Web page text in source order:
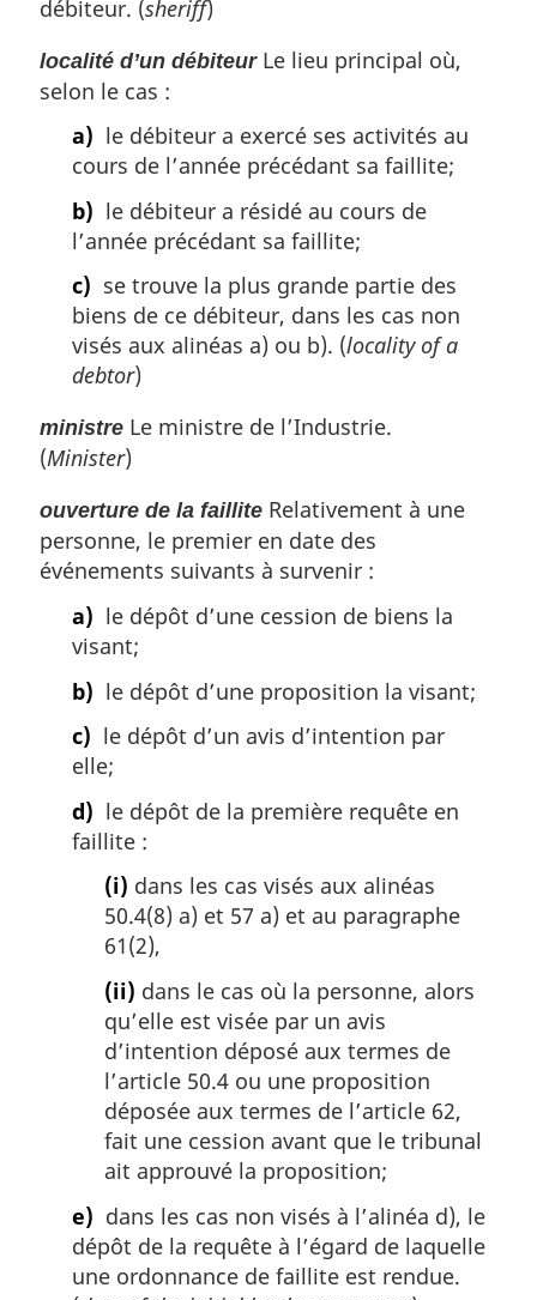
débiteur. (sheriff)
localité d’un débiteurLe lieu principal où,
selon le cas :
a) le débiteur a exercé ses activités au
cours de l’année précédant sa faillite;
b) le débiteur a résidé au cours de
l’année précédant sa faillite;
c) se trouve la plus grande partie des
biens de ce débiteur, dans les cas non
visés aux alinéas a) ou b). (locality of a
debtor)
ministre Le ministre de l’Industrie.
(Minister)
ouverture de la faillite Relativement à une
personne, le premier en date des
événements suivants à survenir :
a) le dépôt d’une cession de biens la
visant;
b) le dépôt d’une proposition la visant;
c) le dépôt d’un avis d’intention par
elle;
d) le dépôt de la première requête en
faillite :
(i) dans les cas visés aux alinéas
50.4(8) a) et 57 a) et au paragraphe
61(2),
(ii) dans le cas où la personne, alors
qu’elle est visée par un avis
d’intention déposé aux termes de
l’article 50.4 ou une proposition
déposée aux termes de l’article 62,
fait une cession avant que le tribunal
ait approuvé la proposition;
e) dans les cas non visés à l’alinéa d), le
dépôt de la requête à l’égard de laquelle
une ordonnance de faillite est rendue.